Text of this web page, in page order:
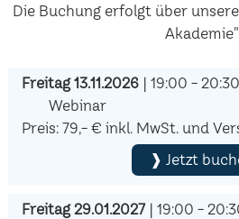
Die Buchung erfolgt über
Akademie"
Freitag 13.11.2026| 19:00 - 20:30
Webinar
Preis: 79,- € inkl. MwSt. und
❱ Jetzt
Freitag 29.01.2027| 19:00 -